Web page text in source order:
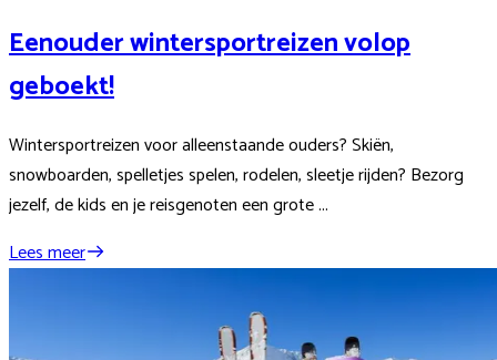
Eenouder wintersportreizen volop
geboekt!
Wintersportreizen voor alleenstaande ouders? Skiën,
snowboarden, spelletjes spelen, rodelen, sleetje rijden? Bezorg
jezelf, de kids en je reisgenoten een grote ...
Lees meer